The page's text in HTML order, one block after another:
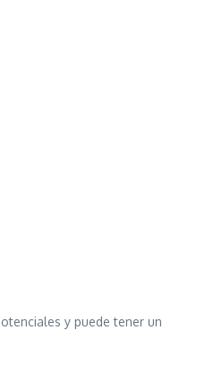
y puede tener un